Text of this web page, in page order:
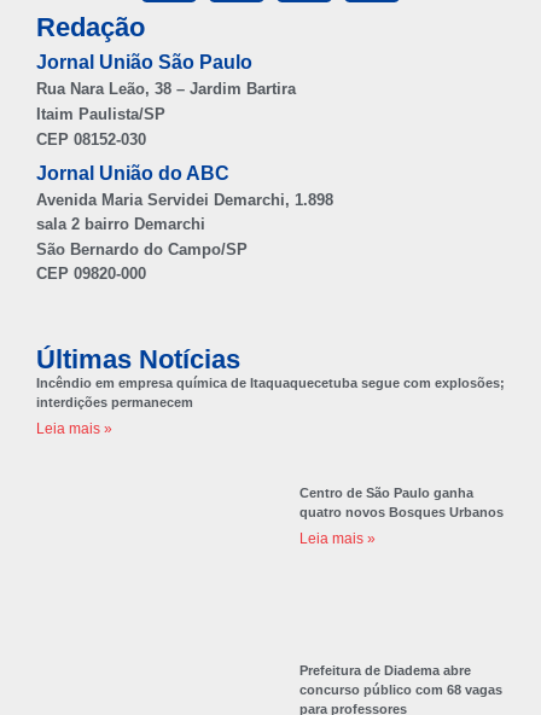
Redação
Jornal União São Paulo
Rua Nara Leão, 38 – Jardim Bartira
Itaim Paulista/SP
CEP 08152-030
Jornal União do ABC
Avenida Maria Servidei Demarchi, 1.898
sala 2 bairro Demarchi
São Bernardo do Campo/SP
CEP 09820-000
Últimas Notícias
Incêndio em empresa química de Itaquaquecetuba segue com explosões;
interdições permanecem
Leia mais »
Centro de São Paulo ganha
quatro novos Bosques Urbanos
Leia mais »
Prefeitura de Diadema abre
concurso público com 68 vagas
para professores